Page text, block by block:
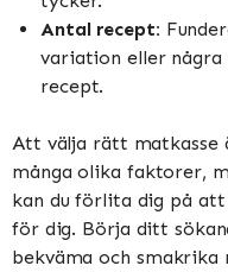
Antal recept:
variation eller några
recept.
Att välja rätt matkasse
många olika faktorer,
kan du förlita dig på att
för dig. Börja ditt
bekväma och